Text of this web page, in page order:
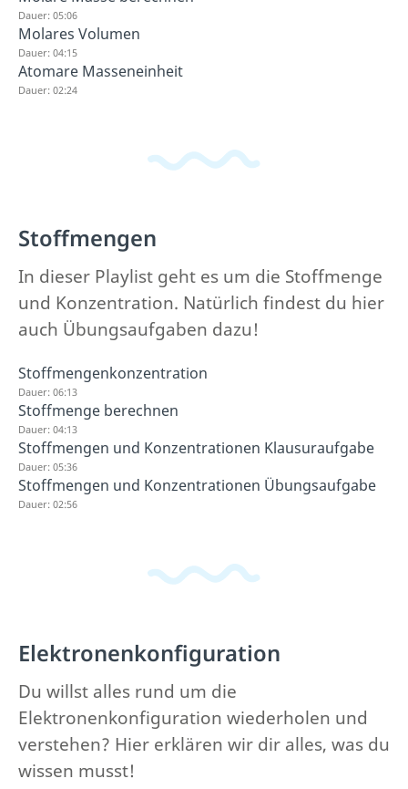
Dauer: 05:06
Molares Volumen
Dauer: 04:15
Atomare Masseneinheit
Dauer: 02:24
Stoffmengen
In dieser Playlist geht es um die Stoffmenge
und Konzentration. Natürlich findest du hier
auch Übungsaufgaben dazu!
Stoffmengenkonzentration
Dauer: 06:13
Stoffmenge berechnen
Dauer: 04:13
Stoffmengen und Konzentrationen Klausuraufgabe
Dauer: 05:36
Stoffmengen und Konzentrationen Übungsaufgabe
Dauer: 02:56
Elektronenkonfiguration
Du willst alles rund um die
Elektronenkonfiguration wiederholen und
verstehen? Hier erklären wir dir alles, was du
wissen musst!